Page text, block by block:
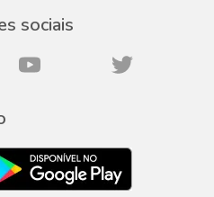
sociais